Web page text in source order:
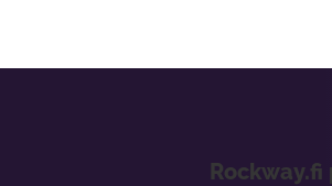
Rockway.fi